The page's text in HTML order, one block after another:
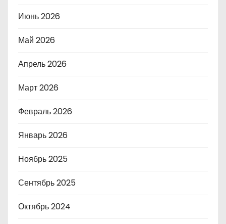
Июнь 2026
Май 2026
Апрель 2026
Март 2026
Февраль 2026
Январь 2026
Ноябрь 2025
Сентябрь 2025
Октябрь 2024